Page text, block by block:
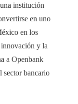
institución
en uno
en los
y la
a Openbank
sector bancario